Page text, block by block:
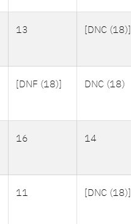
13 [DNC (18)]
[DNF (18)] DNC (18)
16 14
11 [DNC (18)]